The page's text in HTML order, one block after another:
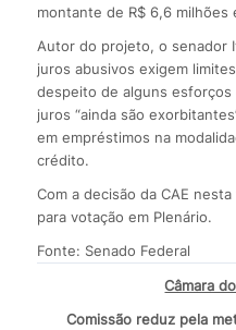
montante de R$ 6,6 milhões
Autor do projeto, o senador
juros abusivos exigem
despeito de alguns
juros “ainda são
em empréstimos na
crédito.
Com a decisão da CAE
para votação em Plenário.
Fonte: Senado Federal
Câmara
Comissão reduz pela